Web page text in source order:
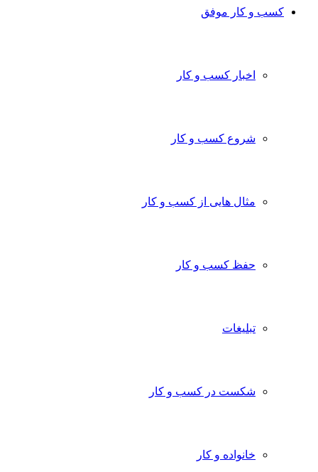
و کار موفق
اخبار کسب و کار
شروع کسب و کار
مثال هایی از کسب و کار
حفظ کسب و کار
تبلیغات
شکست در کسب و کار
خانواده و کار